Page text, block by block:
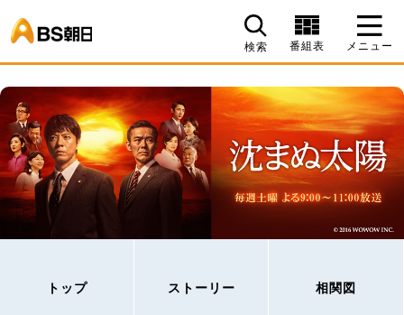
検索 番組表 メニュー
トップ ストーリー 相関図